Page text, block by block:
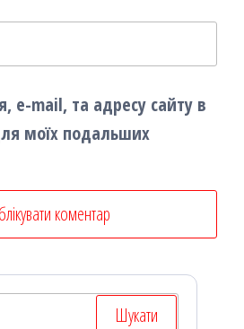
e-mail, та адресу сайту в
моїх подальших